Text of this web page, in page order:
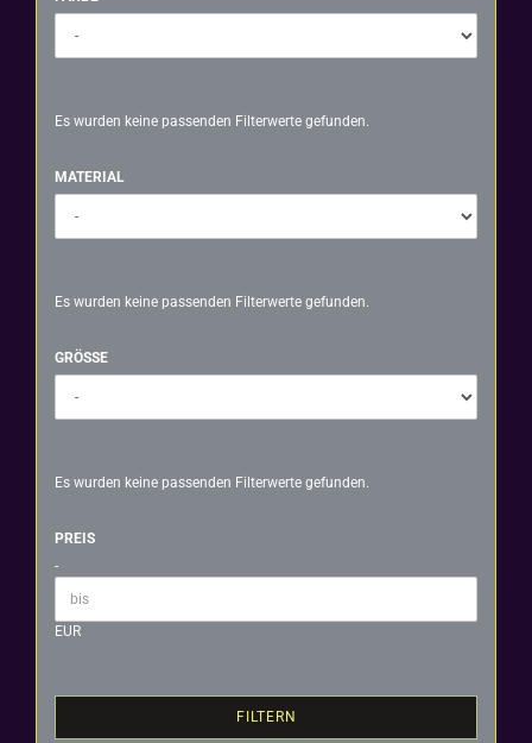
Es wurden keine passenden Filterwerte gefunden.
MATERIAL
MATERIAL
Es wurden keine passenden Filterwerte gefunden.
GRÖSSE
GRÖSSE
Es wurden keine passenden Filterwerte gefunden.
PREIS
PREIS
Preis bis
-
EUR
FILTERN